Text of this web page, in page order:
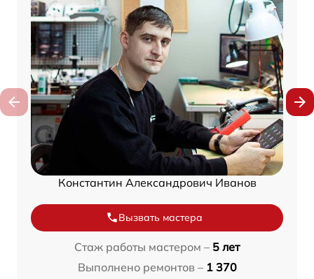
Константин Александрович Иванов
Вызвать мастера
Стаж работы мастером – 5 лет
Выполнено ремонтов – 1 370